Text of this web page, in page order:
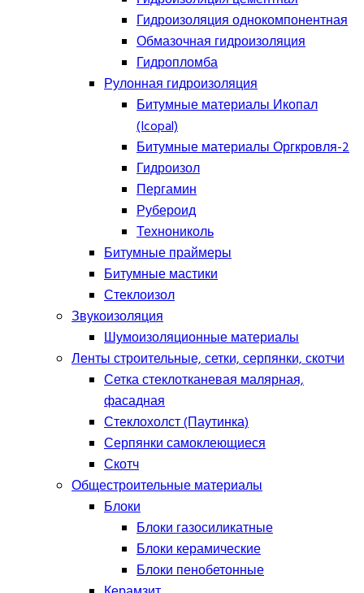
Гидроизоляция однокомпонентная
Обмазочная гидроизоляция
Гидропломба
Рулонная гидроизоляция
Битумные материалы Икопал
(Icopal)
Битумные материалы Оргкровля-2
Гидроизол
Пергамин
Рубероид
Технониколь
Битумные праймеры
Битумные мастики
Стеклоизол
Звукоизоляция
Шумоизоляционные материалы
Ленты строительные, сетки, серпянки, скотчи
Сетка стеклотканевая малярная,
фасадная
Стеклохолст (Паутинка)
Серпянки самоклеющиеся
Скотч
Общестроительные материалы
Блоки
Блоки газосиликатные
Блоки керамические
Блоки пенобетонные